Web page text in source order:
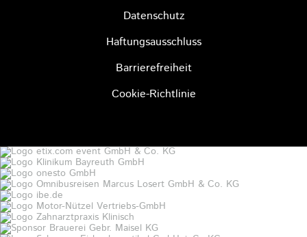
Datenschutz
Haftungsausschluss
Barrierefreiheit
Cookie-Richtlinie